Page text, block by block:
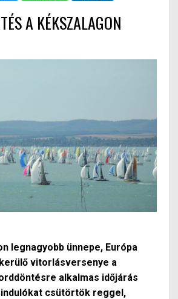
A KÉKSZALAGON
legnagyobb ünnepe, Európa
vitorlásversenye a
alkalmas időjárás
csütörtök reggel,